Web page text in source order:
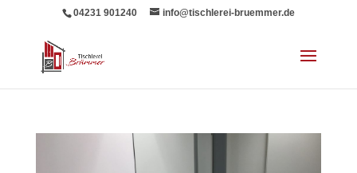
04231 901240 info@tischlerei-bruemmer.de